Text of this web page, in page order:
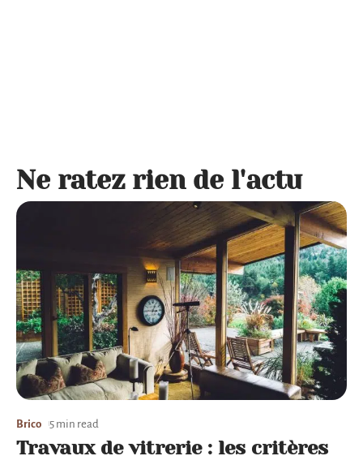
Ne ratez rien de l'actu
Brico 5 min read
Travaux de vitrerie : les critères